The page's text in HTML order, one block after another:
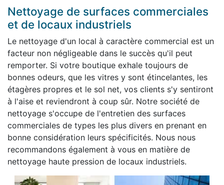
Nettoyage de surfaces commerciales
et de locaux industriels
Le nettoyage d'un local à caractère commercial est un
facteur non négligeable dans le succès qu'il peut
remporter. Si votre boutique exhale toujours de
bonnes odeurs, que les vitres y sont étincelantes, les
étagères propres et le sol net, vos clients s'y sentiront
à l'aise et reviendront à coup sûr. Notre société de
nettoyage s'occupe de l'entretien des surfaces
commerciales de types les plus divers en prenant en
bonne considération leurs spécificités. Nous nous
recommandons également à vous en matière de
nettoyage haute pression de locaux industriels.